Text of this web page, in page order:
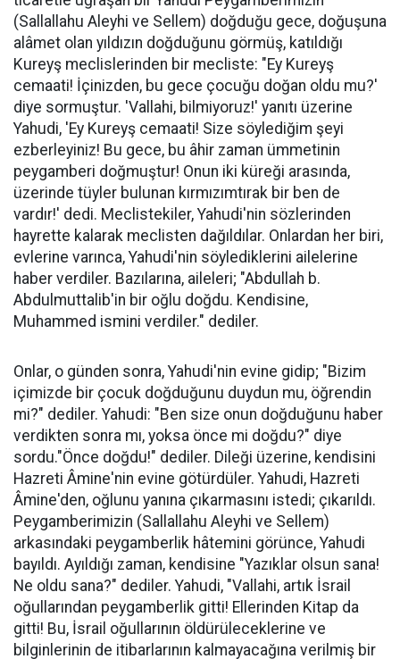
(Sallallahu Aleyhi ve Sellem) doğduğu gece, doğuşuna
alâmet olan yıldızın doğduğunu görmüş, katıldığı
Kureyş meclislerinden bir mecliste: "Ey Kureyş
cemaati! İçinizden, bu gece çocuğu doğan oldu mu?'
diye sormuştur. 'Vallahi, bilmiyoruz!' yanıtı üzerine
Yahudi, 'Ey Kureyş cemaati! Size söylediğim şeyi
ezberleyiniz! Bu gece, bu âhir zaman ümmetinin
peygamberi doğmuştur! Onun iki küreği arasında,
üzerinde tüyler bulunan kırmızımtırak bir ben de
vardır!' dedi. Meclistekiler, Yahudi'nin sözlerinden
hayrette kalarak meclisten dağıldılar. Onlardan her biri,
evlerine varınca, Yahudi'nin söylediklerini ailelerine
haber verdiler. Bazılarına, aileleri; "Abdullah b.
Abdulmuttalib'in bir oğlu doğdu. Kendisine,
Muhammed ismini verdiler." dediler.
Onlar, o günden sonra, Yahudi'nin evine gidip; "Bizim
içimizde bir çocuk doğduğunu duydun mu, öğrendin
mi?" dediler. Yahudi: "Ben size onun doğduğunu haber
verdikten sonra mı, yoksa önce mi doğdu?" diye
sordu."Önce doğdu!" dediler. Dileği üzerine, kendisini
Hazreti Âmine'nin evine götürdüler. Yahudi, Hazreti
Âmine'den, oğlunu yanına çıkarmasını istedi; çıkarıldı.
Peygamberimizin (Sallallahu Aleyhi ve Sellem)
arkasındaki peygamberlik hâtemini görünce, Yahudi
bayıldı. Ayıldığı zaman, kendisine "Yazıklar olsun sana!
Ne oldu sana?" dediler. Yahudi, "Vallahi, artık İsrail
oğullarından peygamberlik gitti! Ellerinden Kitap da
gitti! Bu, İsrail oğullarının öldürüleceklerine ve
bilginlerinin de itibarlarının kalmayacağına verilmiş bir